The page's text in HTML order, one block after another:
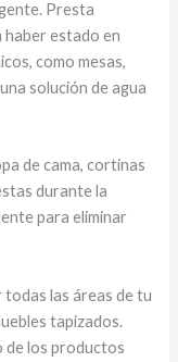
Presta
haber estado en
como mesas,
solución de agua
de cama, cortinas
durante la
para eliminar
las áreas de tu
tapizados.
de los productos